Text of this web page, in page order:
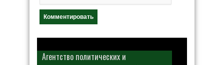
Агентство политических и